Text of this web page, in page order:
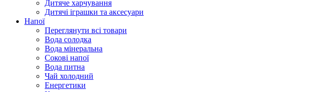
Дитяче харчування
Дитячі іграшки та аксесуари
Напої
Переглянути всі товари
Вода солодка
Вода мінеральна
Сокові напої
Вода питна
Чай холодний
Енергетики